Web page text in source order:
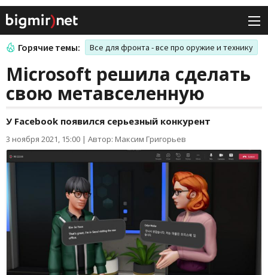
Горячие темы: Все для фронта - все про оружие и технику
Microsoft решила сделать
свою метавселенную
У Facebook появился серьезный конкурент
3 ноября 2021, 15:00 | Автор: Максим Григорьев